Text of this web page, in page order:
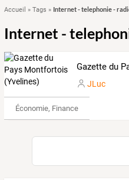
Accueil » Tags » Internet - telephonie -
Internet -
JLuc
Économie, Finance & Droit